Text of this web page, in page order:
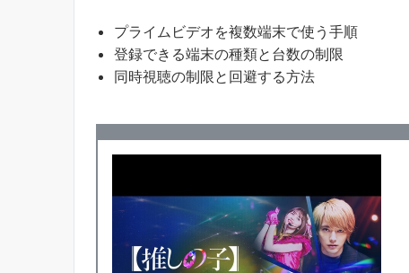
プライムビデオを複数端末で使う手順
登録できる端末の種類と台数の制限
同時視聴の制限と回避する方法